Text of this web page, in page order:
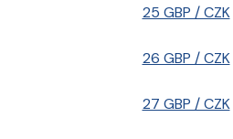
25 GBP / CZK
26 GBP / CZK
27 GBP / CZK